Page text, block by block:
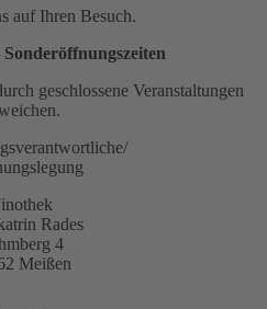
auf Ihren Besuch.
geschlossene Veranstaltungen
Rades
4
Meißen